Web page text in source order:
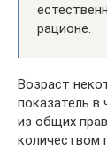
рационе.
Возраст
показатель в
из общих
количеством